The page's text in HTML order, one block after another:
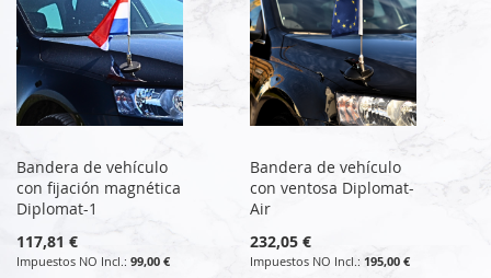
Bandera de vehículo
con fijación magnética
Diplomat-1
117,81 €
99,00 €
Bandera de vehículo
con ventosa Diplomat-
Air
232,05 €
195,00 €